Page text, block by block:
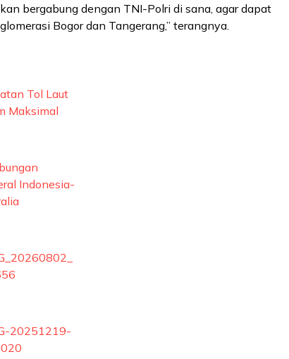
bergabung dengan TNI-Polri di sana, agar dapat
Bogor dan Tangerang,” terangnya.